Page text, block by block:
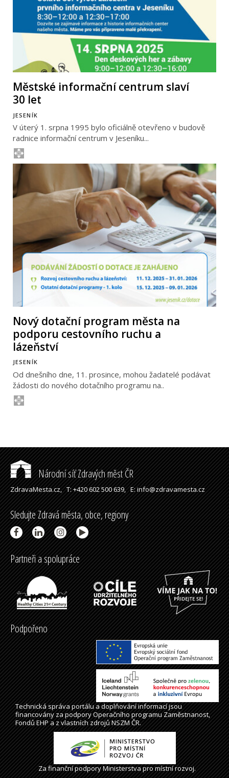
Městské informační centrum slaví
30 let
JESENÍK
V úterý 1. srpna 1995 bylo oficiálně otevřeno v budově
radnice informační centrum v Jeseníku...
Nový dotační program města na
podporu cestovního ruchu a
lázeňství
JESENÍK
Od dnešního dne, 11. prosince, mohou žadatelé podávat
žádosti do nového dotačního programu na..
Národní síť Zdravých měst ČR
ZdravaMesta.cz,T: +420 602 500 639,E: info@zdravamesta.cz
Sledujte Zdravá města, obce, regiony
Partneři a spolupráce
Podpořeno
Technická správaportálua doplňování informací jsou
financovány za podpory Operačního programu Zaměstnanost,
Fondů EHP a z vlastních zdrojů NSZM ČR.
Za finanční podpory Ministerstva pro místní rozvoj.